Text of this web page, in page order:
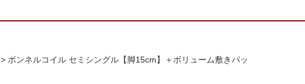
> ボンネルコイル セミシングル【脚15cm】＋ボリューム敷きパッ